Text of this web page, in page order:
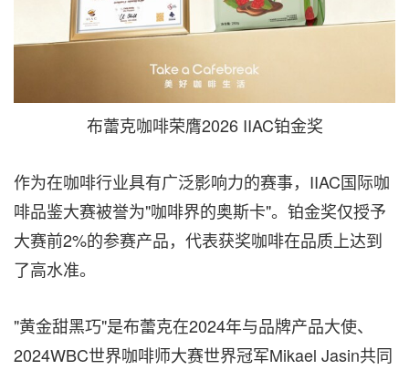
布蕾克咖啡荣膺2026 IIAC铂金奖
作为在咖啡行业具有广泛影响力的赛事，IIAC国际咖
啡品鉴大赛被誉为"咖啡界的奥斯卡"。铂金奖仅授予
大赛前2%的参赛产品，代表获奖咖啡在品质上达到
了高水准。
"黄金甜黑巧"是布蕾克在2024年与品牌产品大使、
2024WBC世界咖啡师大赛世界冠军Mikael Jasin共同